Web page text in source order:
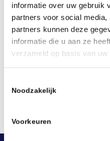
informatie over uw gebruik
partners voor social
partners kunnen deze
informatie die u aan ze
verzameld op basis van
Noodzakelijk
Voorkeuren
Deel dit stuk